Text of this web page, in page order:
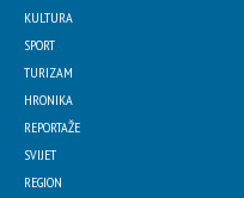
KULTURA
SPORT
TURIZAM
HRONIKA
REPORTAŽE
SVIJET
REGION